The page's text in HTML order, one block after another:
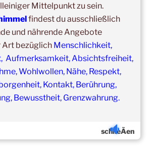
Oktober 2026 –
Oberursel
17. Oktober 2026–18. Oktober
für 2:1 Ausbildung
schlieÃen
Mittelpunkt zu sein.
findest du ausschließlich
und nährende Angebote
bezüglich Menschlichkeit,
Aufmerksamkeit, Absichtsfreiheit,
Wohlwollen, Nähe, Respekt,
Kontakt, Berührung,
Bewusstheit, Grenzwahrung.